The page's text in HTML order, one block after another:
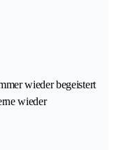
wieder begeistert
wieder